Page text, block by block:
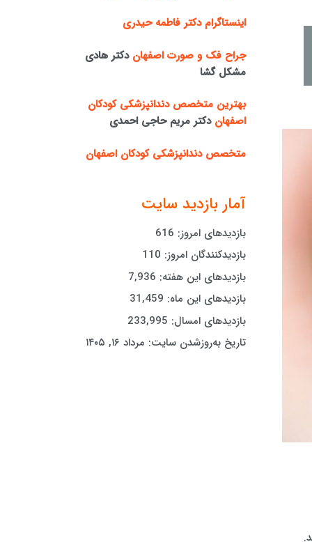
اینستاگرام دکتر فاطمه حیدری
جراح فک و صورت اصفهان دکتر هادی
مشکل گشا
بهترین متخصص دندانپزشکی کودکان
اصفهان دکتر مریم حاجی احمدی
متخصص دندانپزشکی کودکان اصفهان
آمار بازدید سایت
بازدیدهای امروز: 616
بازدیدکنندگان امروز: 110
بازدیدهای این هفته: 7,936
بازدیدهای این ماه: 31,459
بازدیدهای امسال: 233,995
تاریخ به‌روزشدن سایت: مرداد ۱۶, ۱۴۰۵